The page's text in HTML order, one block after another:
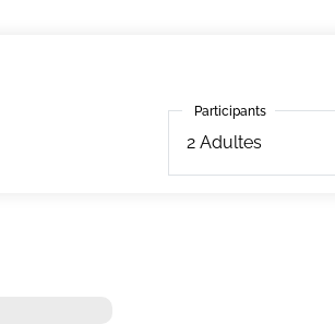
Participants
2 Adultes
Participants